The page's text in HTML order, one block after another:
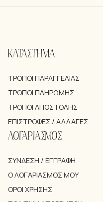
ΚΑΤΑΣΤΗΜΑ
ΤΡΌΠΟΙ ΠΑΡΑΓΓΕΛΊΑΣ
ΤΡΌΠΟΙ ΠΛΗΡΩΜΉΣ
ΤΡΌΠΟΙ ΑΠΟΣΤΟΛΉΣ
ΕΠΙΣΤΡΟΦΈΣ / ΑΛΛΑΓΈΣ
ΛΟΓΑΡΙΑΣΜΟΣ
ΣΎΝΔΕΣΗ / ΕΓΓΡΑΦΉ
Ο ΛΟΓΑΡΙΑΣΜΌΣ ΜΟΥ
ΌΡΟΙ ΧΡΉΣΗΣ